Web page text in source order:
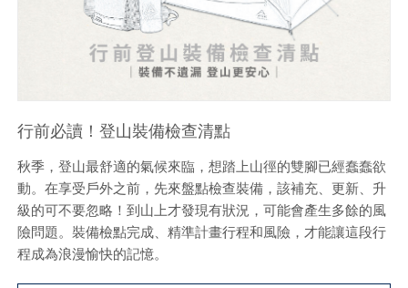
行前必讀！登山裝備檢查清點
秋季，登山最舒適的氣候來臨，想踏上山徑的雙腳已經蠢蠢欲
動。在享受戶外之前，先來盤點檢查裝備，該補充、更新、升
級的可不要忽略！到山上才發現有狀況，可能會產生多餘的風
險問題。裝備檢點完成、精準計畫行程和風險，才能讓這段行
程成為浪漫愉快的記憶。